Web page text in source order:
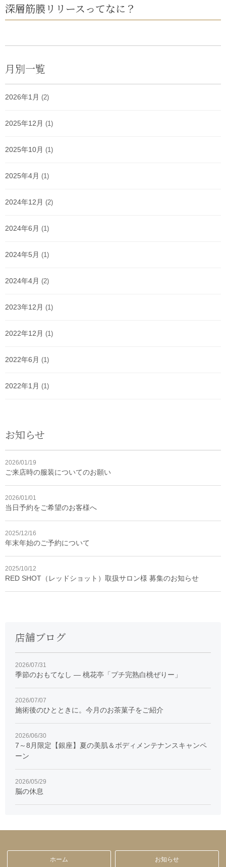
深層筋膜リリースってなに？
月別一覧
2026年1月 (2)
2025年12月 (1)
2025年10月 (1)
2025年4月 (1)
2024年12月 (2)
2024年6月 (1)
2024年5月 (1)
2024年4月 (2)
2023年12月 (1)
2022年12月 (1)
2022年6月 (1)
2022年1月 (1)
お知らせ
2026/01/19
ご来店時の服装についてのお願い
2026/01/01
当日予約をご希望のお客様へ
2025/12/16
年末年始のご予約について
2025/10/12
RED SHOT（レッドショット）取扱サロン様 募集のお知らせ
店舗ブログ
2026/07/31
季節のおもてなし ― 桃花亭「プチ完熟白桃ぜりー」
2026/07/07
施術後のひとときに。今月のお茶菓子をご紹介
2026/06/30
7～8月限定【銀座】夏の美肌＆ボディメンテナンスキャンペ
ーン
2026/05/29
脳の休息
ホーム お知らせ